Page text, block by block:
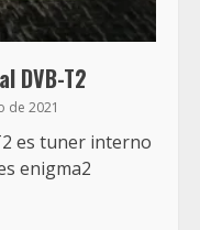
DVB-T2
de 2021
es tuner interno
enigma2